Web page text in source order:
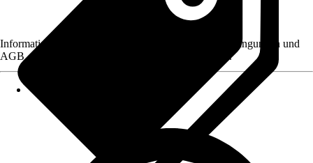
Informationen des Verkäufers, wie z. B. Rückgabebedingungen und
AGB, finden Sie bei Klick auf den Verkäufernamen.